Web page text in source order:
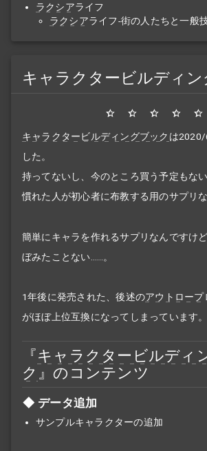
ラクシアライフ
ラクシアライフ-街の人たちと一般
キャラクタービルディン
キャラクタービルディングブック は2020/
した。
持ってないし、今のところ買う予定もない
慣れた人が初心者に布教する用のサプリ
簡単にキャラを作れるサプリなんですけ
ぼみたことない……。
1年後に発売された、後述のアウトロープ
がほぼ上位互換になってしまっています。
『キャラクタービルディ
ク 』のコンテンツ
データ追加
サンプルキャラクターの追加